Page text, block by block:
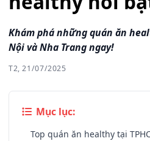
Khám phá những quán ăn
Nội và Nha Trang ngay!
T2, 21/07/2025
Mục lục:
Top quán ăn healthy tại